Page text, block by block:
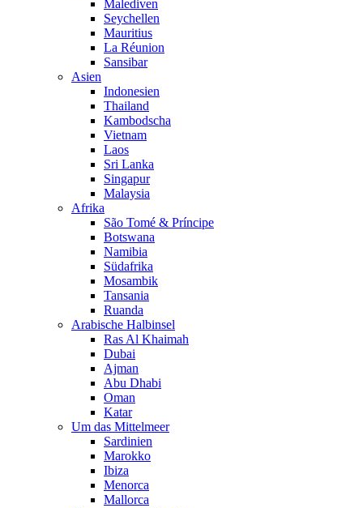
Malediven
Seychellen
Mauritius
La Réunion
Sansibar
Asien
Indonesien
Thailand
Kambodscha
Vietnam
Laos
Sri Lanka
Singapur
Malaysia
Afrika
São Tomé & Príncipe
Botswana
Namibia
Südafrika
Mosambik
Tansania
Ruanda
Arabische Halbinsel
Ras Al Khaimah
Dubai
Ajman
Abu Dhabi
Oman
Katar
Um das Mittelmeer
Sardinien
Marokko
Ibiza
Menorca
Mallorca